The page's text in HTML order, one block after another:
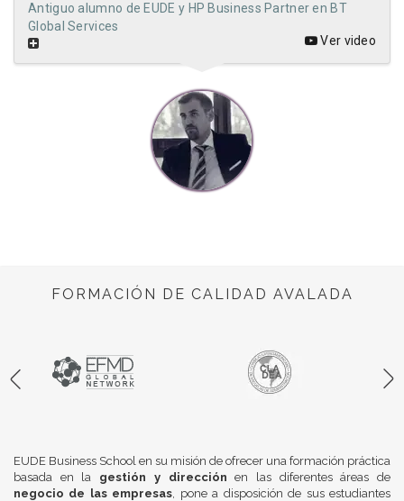
Antiguo alumno de EUDE y HP Business Partner en BT
Global Services
Ver video
FORMACIÓN DE CALIDAD AVALADA
EUDE Business School en su misión de ofrecer una formación práctica
basada en la gestión y dirección en las diferentes áreas de
negocio de las empresas, pone a disposición de sus estudiantes